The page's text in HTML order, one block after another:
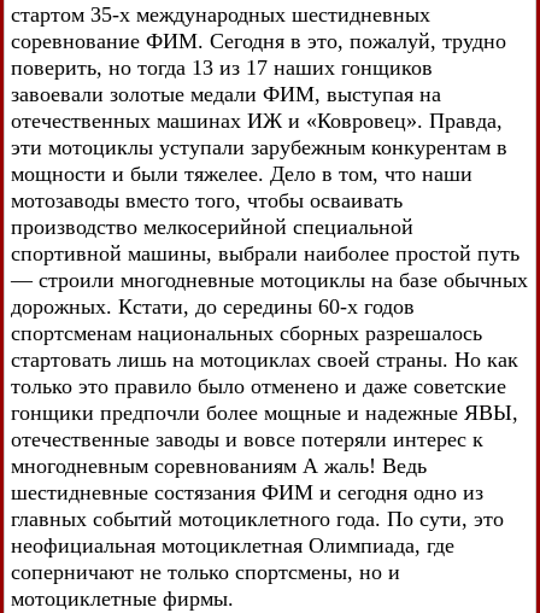
стартом 35-х международных шестидневных
соревнование ФИМ. Сегодня в это, пожалуй, трудно
поверить, но тогда 13 из 17 наших гонщиков
завоевали золотые медали ФИМ, выступая на
отечественных машинах ИЖ и «Ковровец». Правда,
эти мотоциклы уступали зарубежным конкурентам в
мощности и были тяжелее. Дело в том, что наши
мотозаводы вместо того, чтобы осваивать
производство мелкосерийной специальной
спортивной машины, выбрали наиболее простой путь
— строили многодневные мотоциклы на базе обычных
дорожных. Кстати, до середины 60-х годов
спортсменам национальных сборных разрешалось
стартовать лишь на мотоциклах своей страны. Но как
только это правило было отменено и даже советские
гонщики предпочли более мощные и надежные ЯВЫ,
отечественные заводы и вовсе потеряли интерес к
многодневным соревнованиям А жаль! Ведь
шестидневные состязания ФИМ и сегодня одно из
главных событий мотоциклетного года. По сути, это
неофициальная мотоциклетная Олимпиада, где
соперничают не только спортсмены, но и
мотоциклетные фирмы.